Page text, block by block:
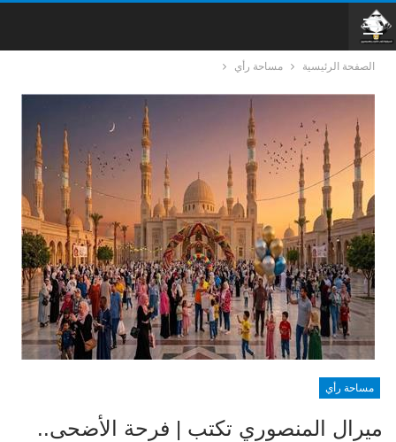
الصفحة الرئيسية مساحة رأي
مساحة رأي
ميرال المنصوري تكتب | فرحة الأضحى..